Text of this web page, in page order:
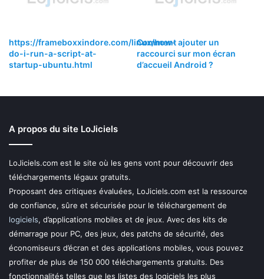
https://frameboxxindore.com/linux/how-
do-i-run-a-script-at-
startup-ubuntu.html
Comment ajouter un
raccourci sur mon écran
d’accueil Android ?
A propos du site LoJiciels
LoJiciels.com est le site où les gens vont pour découvrir des
téléchargements légaux gratuits.
Proposant des critiques évaluées, LoJiciels.com est la ressource
de confiance, sûre et sécurisée pour le téléchargement de
logiciels, d’applications mobiles et de jeux. Avec des kits de
démarrage pour PC, des jeux, des patchs de sécurité, des
économiseurs d’écran et des applications mobiles, vous pouvez
profiter de plus de 150 000 téléchargements gratuits. Des
fonctionnalités telles que les listes des logiciels les plus